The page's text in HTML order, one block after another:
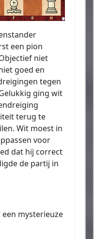
een pion
niet
goed en
tegen
ging wit
terug te
Wit moest in
voor
dat hij correct
de partij in
mysterieuze